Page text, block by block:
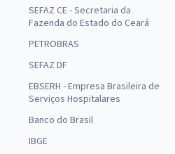
SEFAZ CE - Secretaria da
Fazenda do Estado do Ceará
PETROBRAS
SEFAZ DF
EBSERH - Empresa Brasileira de
Serviços Hospitalares
Banco do Brasil
IBGE